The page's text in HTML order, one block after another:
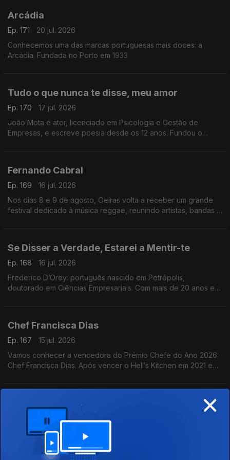
Arcádia
Ep. 171
20 jul. 2026
Conhecemos uma das marcas portuguesas mais doces: a
Arcádia. Fundada no Porto em 1933
Tudo o que nunca te disse, meu amor
Ep. 170
17 jul. 2026
João Mota é ator, licenciado em Psicologia e Gestão de
Empresas, e escreve poesia desde os 12 anos. Fundou o
Fernando Cabral
Ep. 169
16 jul. 2026
Nos dias 8 e 9 de agosto, Oeiras volta a receber um grande
festival dedicado à música reggae, reunindo artistas, bandas e
Se Disser a Verdade, Estarei a Mentir-te
Ep. 168
16 jul. 2026
Frederico D’Orey: português nascido em Petrópolis,
doutorado em Ciências Empresariais. Com mais de 20 anos em
Chef Francisca Dias
Ep. 167
15 jul. 2026
Vamos conhecer a vencedora do Prémio Chefe do Ano 2026:
Chef Francisca Dias. Após vencer o Hell’s Kitchen em 2021 e
Dois dedos de conversa
14 jul. 2026
Na RTP Mundo, conhecemos Amadeu Lopes-Sabino,
ficcionista e ensaísta natural de Elvas. Com uma vasta obra
publicada, apresenta agora o seu mais recente livro, O Futuro
×